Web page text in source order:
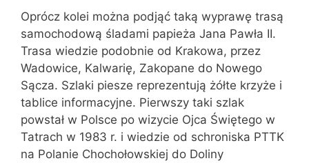
Oprócz kolei można podjąć taką wyprawę trasą
samochodową śladami papieża Jana Pawła II.
Trasa wiedzie podobnie od Krakowa, przez
Wadowice, Kalwarię, Zakopane do Nowego
Sącza. Szlaki piesze reprezentują żółte krzyże i
tablice informacyjne. Pierwszy taki szlak
powstał w Polsce po wizycie Ojca Świętego w
Tatrach w 1983 r. i wiedzie od schroniska PTTK
na Polanie Chochołowskiej do Doliny